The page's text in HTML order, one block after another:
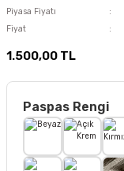
Piyasa Fiyatı
Fiyat
1.500,00 TL
Paspas Rengi